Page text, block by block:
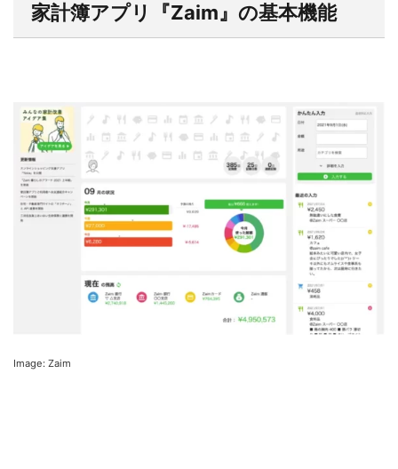
家計簿アプリ『Zaim』の基本機能
Image: Zaim